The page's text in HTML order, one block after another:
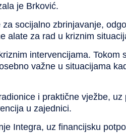
je Brković.
socijalno zbrinjavanje,
alate za rad u kriznim
intervencijama.
važne u situacijama
i praktične vježbe, uz
u zajednici.
Integra, uz financijsku